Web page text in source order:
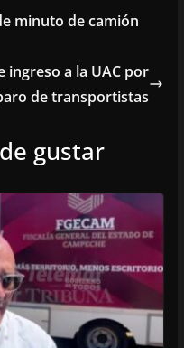
minuto de camión
ingreso a la UAC por
de transportistas
gustar